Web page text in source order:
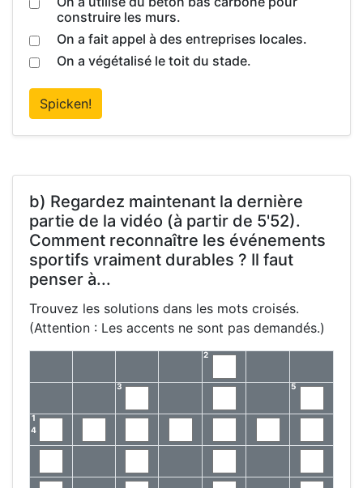
construire les murs.
On a fait appel à des entreprises locales.
On a végétalisé le toit du stade.
Spicken!
b) Regardez maintenant la dernière
partie de la vidéo (à partir de 5'52).
Comment reconnaître les événements
sportifs vraiment durables ? Il faut
penser à...
Trouvez les solutions dans les mots croisés.
(Attention : Les accents ne sont pas demandés.)
2
3 5
1
4